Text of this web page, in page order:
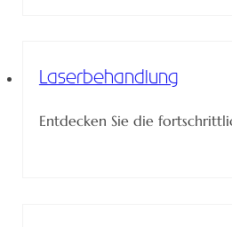
Laserbehandlung
Entdecken Sie die